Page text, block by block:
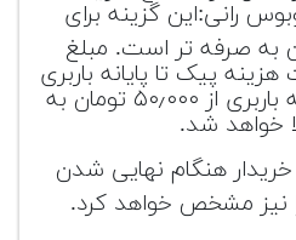
رانی:این گزینه برای
به صرفه تر است. مبلغ
بابت هزینه پیک تا پایانه باربری
می باشد و هزینه باربری از ۵۰٫۰۰۰ تومان به
خواهد شد.
هنگام نهایی شدن
نیز مشخص خواهد کرد.